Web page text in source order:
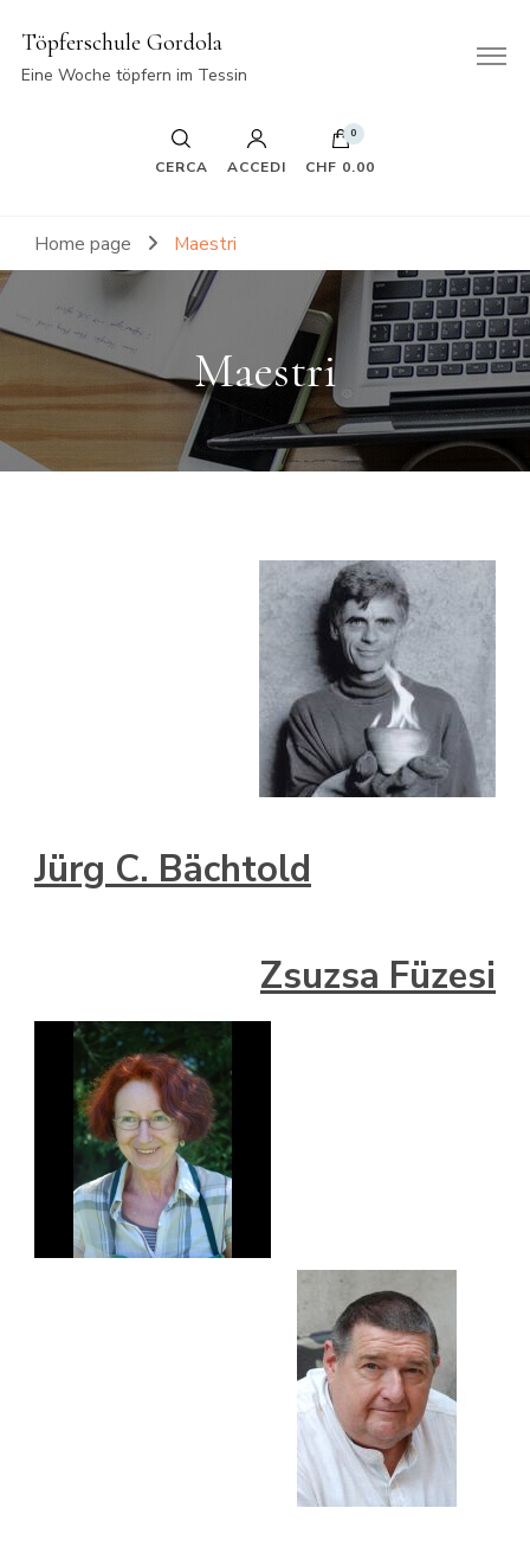
Töpferschule Gordola
Eine Woche töpfern im Tessin
CERCA ACCEDI
0
CHF 0.00
Home page Maestri
Maestri
Jürg C. Bächtold
Zsuzsa Füzesi